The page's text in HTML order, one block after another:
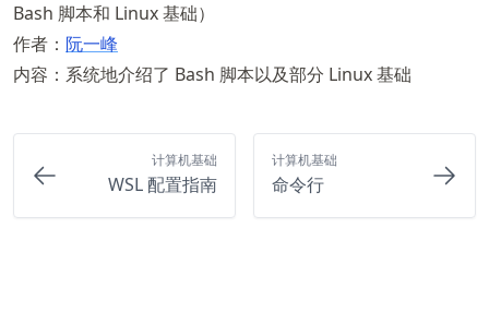
Bash 脚本和 Linux 基础）
作者： 阮一峰
内容：系统地介绍了 Bash 脚本以及部分 Linux 基础
计算机基础
WSL 配置指南
计算机基础
命令行